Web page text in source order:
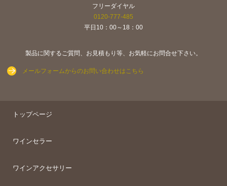
フリーダイヤル
0120-777-485
平日10：00～18：00
製品に関するご質問、お見積もり等、お気軽にお問合せ下さい。
メールフォームからのお問い合わせはこちら
トップページ
ワインセラー
ワインアクセサリー